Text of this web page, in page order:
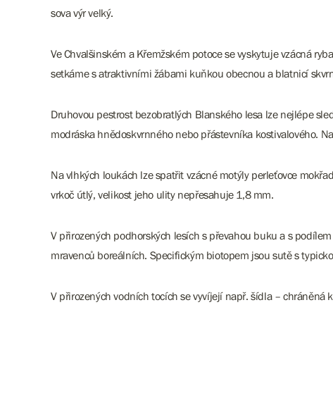
sova výr velký.
Ve Chvalšinském a Křemžském potoce se vyskytuje vzácná
setkáme s atraktivními žábami kuňkou obecnou a blatnicí
Druhovou pestrost bezobratlých Blanského lesa lze nejlépe
modráska hnědoskvrnného nebo přástevníka kostivalového.
Na vlhkých loukách lze spatřit vzácné motýly perleťovce
vrkoč útlý, velikost jeho ulity nepřesahuje 1,8 mm.
V přirozených podhorských lesích s převahou buku a s
mravenců boreálních. Specifickým biotopem jsou sutě s
V přirozených vodních tocích se vyvíjejí např. šídla –